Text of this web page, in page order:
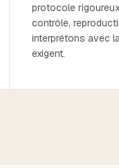
protocole
contrôle,
interprétons avec
exigent.